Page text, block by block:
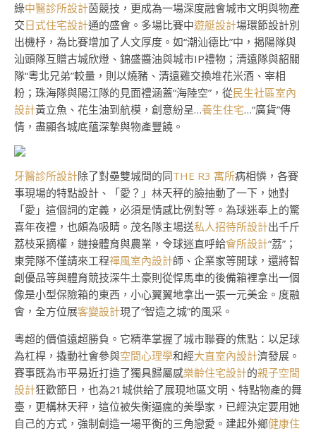
綠中醫診所設計茵競技，更成為一場深度融會城市文明與物產
交日式住宅設計通的盛會。多場比賽中遊艇設計場環節設計別
出機杼，為比賽增加了人文厚度。如“潮汕德比”中，揭陽隊與
汕頭隊互贈古城欣燈、錦盛醬油與城市IP禮物；清遠隊與韶關
隊“粵北兄弟”較量，則以燒豬、清遠雞交換堆花米酒、宰相
粉；珠海隊與陽江隊的見面禮涵蓋“海陸空”，從民生社區室內
設計黃立魚、花生油到航模，創意紛呈…養生住宅…“廣貨”傳
情，盡顯各城底蘊深摯與物產豐饒。
牙醫診所設計除了對壘雙城間的同THE R3 寓所病相憐，各賽
事現場的特點設計、「愛？」林天秤的臉抽動了一下，她對
「愛」這個詞的定義，必須是情感比例對等。為球迷奉上的驚
喜年夜禮，也頗為吸睛。茂名隊主場送私人招待所設計出千斤
荔枝采摘權，鏈接體育與農業，令球迷直呼給會所設計“荔”；
東莞隊不僅請來工程禪風室內設計師、企業家等開球，還將智
創優品等與體育競技深牛土豪則從悍馬車的後備箱裡拿出一個
像是小型保險箱的東西，小心翼翼地拿出一張一元美金。度融
會，全方位展客變設計現了“智造之城”的風采。
粵超的價值遠超勝負。它精準掌握了城市聯賽的焦點：以足球
為杠桿，撬動社會參與空間心理學和經大直室內設計濟發展。
賽事既為市平易近打造了獨具歸屬感樂齡住宅設計的親子空間
設計狂歡節日，也為21城供給了展現地區文明、特點物產的舞
臺，更構林天秤，這位被失衡逼瘋的美學家，已經決定要用她
自己的方式，強制創造一場平衡的三角戀愛。建起外鄉健康住